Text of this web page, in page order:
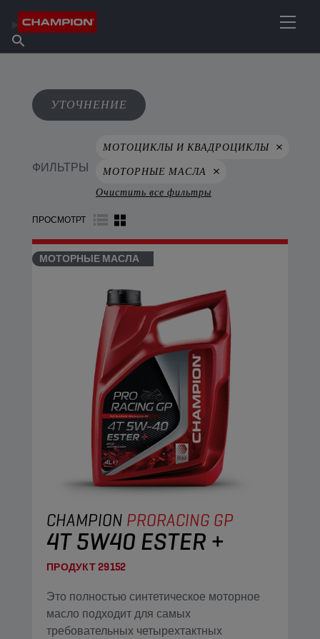
Информация о Champion
Найти точку продаж
УТОЧНЕНИЕ
ФИЛЬТРЫ
МОТОЦИКЛЫ И КВАДРОЦИКЛЫ
МОТОРНЫЕ МАСЛА
Очистить все фильтры
ПРОСМОТРТ
МОТОРНЫЕ МАСЛА
CHAMPION PRORACING GP
4T 5W40 ESTER +
ПРОДУКТ29152
Это полностью синтетическое моторное
масло подходит для самых
требовательных четырехтактных